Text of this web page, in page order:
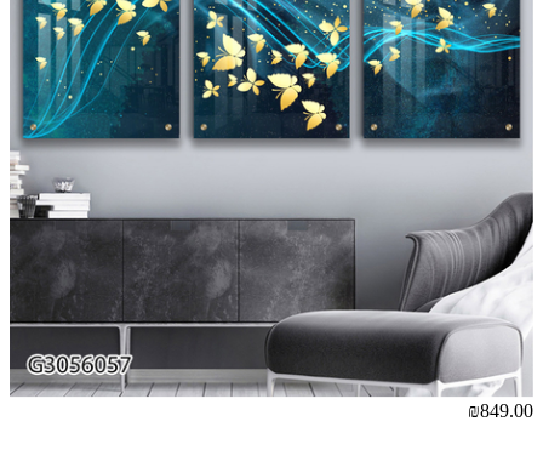
₪849.00